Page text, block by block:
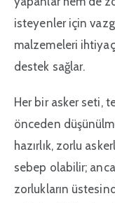
isteyenler için
malzemeleri
destek sağlar.
Her bir asker seti,
önceden
hazırlık, zorlu
sebep olabilir;
zorlukların